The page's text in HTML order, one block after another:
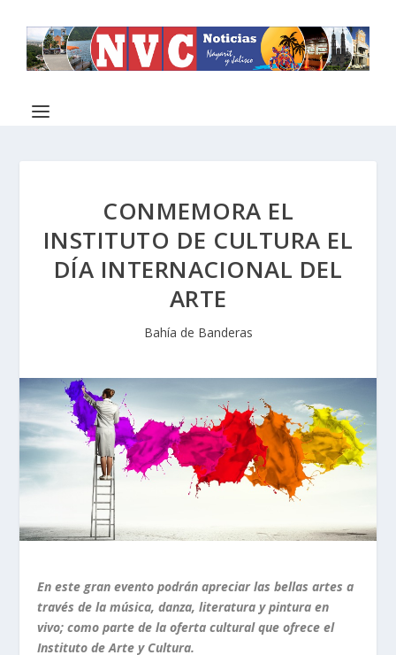
CONMEMORA EL
INSTITUTO DE CULTURA EL
DÍA INTERNACIONAL DEL
ARTE
Bahía de Banderas
En este gran evento podrán apreciar las bellas artes a
través de la música, danza, literatura y pintura en
vivo; como parte de la oferta cultural que ofrece el
Instituto de Arte y Cultura.